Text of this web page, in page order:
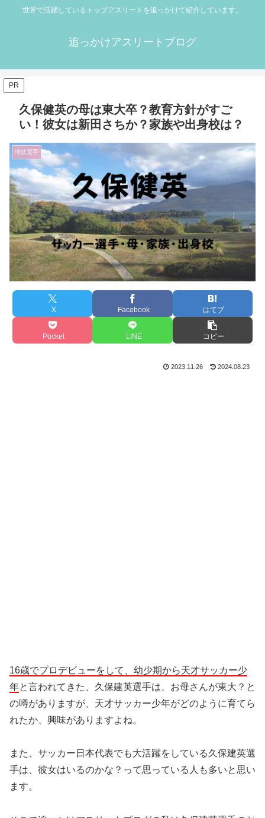
世界で活躍しているトップアスリートを追っかけて紹介しています。
追っかけアスリートブログ
PR
久保健英の母は東大卒？教育方針がすご
い！彼女は新田さちか？家族や出身校は？
球技選手
X Facebook はてブ
Pocket LINE コピー
2023.11.26 2024.08.23
16歳でプロデビューをして、幼少期から天才サッカー少
年と言われてきた、久保建英選手は、お母さんが東大？と
の噂がありますが、天才サッカー少年がどのように育てら
れたか、興味がありますよね。
また、サッカー日本代表でも大活躍をしている久保建英選
手は、彼女はいるのかな？って思っている人も多いと思い
ます。